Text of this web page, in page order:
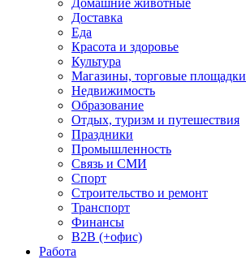
Домашние животные
Доставка
Еда
Красота и здоровье
Культура
Магазины, торговые площадки
Недвижимость
Образование
Отдых, туризм и путешествия
Праздники
Промышленность
Связь и СМИ
Спорт
Строительство и ремонт
Транспорт
Финансы
B2B (+офис)
Работа